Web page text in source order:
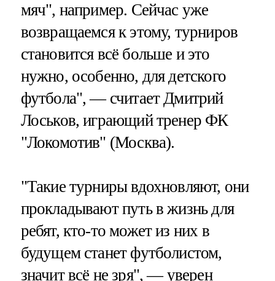
мяч", например. Сейчас уже
возвращаемся к этому, турниров
становится всё больше и это
нужно, особенно, для детского
футбола", — считает Дмитрий
Лоськов, играющий тренер ФК
"Локомотив" (Москва).
"Такие турниры вдохновляют, они
прокладывают путь в жизнь для
ребят, кто-то может из них в
будущем станет футболистом,
значит всё не зря", — уверен